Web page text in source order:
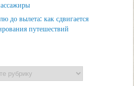
до вылета: как сдвигается
путешествий